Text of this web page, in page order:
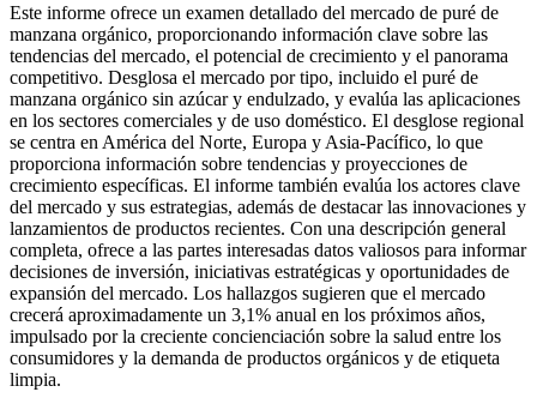
Este informe ofrece un examen detallado del mercado de puré de
manzana orgánico, proporcionando información clave sobre las
tendencias del mercado, el potencial de crecimiento y el panorama
competitivo. Desglosa el mercado por tipo, incluido el puré de
manzana orgánico sin azúcar y endulzado, y evalúa las aplicaciones
en los sectores comerciales y de uso doméstico. El desglose regional
se centra en América del Norte, Europa y Asia-Pacífico, lo que
proporciona información sobre tendencias y proyecciones de
crecimiento específicas. El informe también evalúa los actores clave
del mercado y sus estrategias, además de destacar las innovaciones y
lanzamientos de productos recientes. Con una descripción general
completa, ofrece a las partes interesadas datos valiosos para informar
decisiones de inversión, iniciativas estratégicas y oportunidades de
expansión del mercado. Los hallazgos sugieren que el mercado
crecerá aproximadamente un 3,1% anual en los próximos años,
impulsado por la creciente concienciación sobre la salud entre los
consumidores y la demanda de productos orgánicos y de etiqueta
limpia.